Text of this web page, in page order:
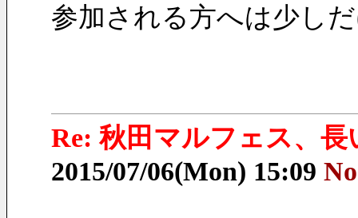
参加される方へは少し
Re: 秋田マルフェス、
2015/07/06(Mon) 15:09